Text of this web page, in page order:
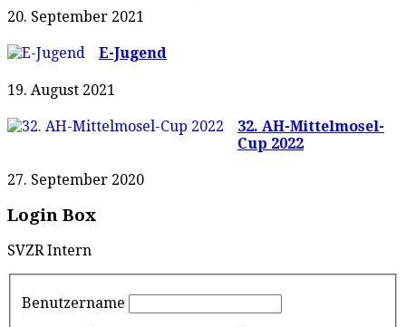
20. September 2021
E-Jugend
19. August 2021
32. AH-Mittelmosel-
Cup 2022
27. September 2020
Login Box
SVZR Intern
Benutzername